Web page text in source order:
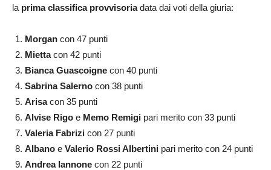
la prima classifica provvisoriadata dai voti della giuria:
Morgan con 47 punti
Miettacon 42 punti
Bianca Guascoigne con 40 punti
Sabrina Salerno con 38 punti
Arisacon 35 punti
Alvise Rigo e Memo Remigi pari merito con 33 punti
Valeria Fabrizi con 27 punti
Albano e Valerio Rossi Albertini pari merito con 24 punti
Andrea Iannone con 22 punti